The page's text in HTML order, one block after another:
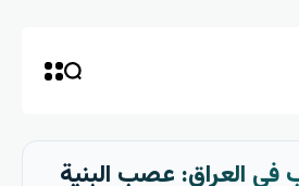
في العراق: عصب البنية